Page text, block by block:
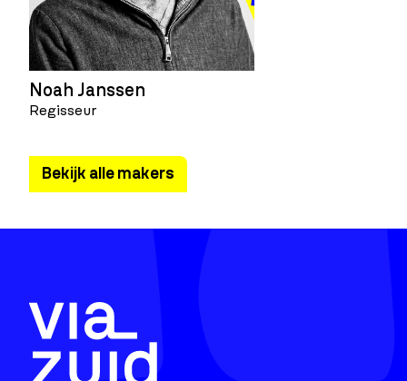
Noah Janssen
Regisseur
Bekijk alle makers